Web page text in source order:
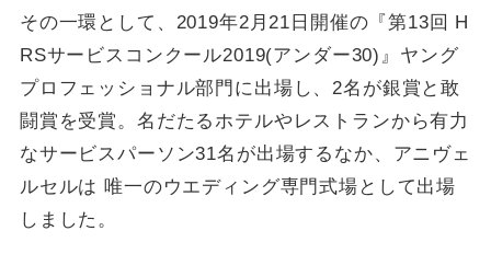
その一環として、2019年2月21日開催の『第13回 H
RSサービスコンクール2019(アンダー30)』ヤング
プロフェッショナル部門に出場し、2名が銀賞と敢
闘賞を受賞。名だたるホテルやレストランから有力
なサービスパーソン31名が出場するなか、アニヴェ
ルセルは 唯一のウエディング専門式場として出場
しました。